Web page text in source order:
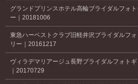
グランドプリンスホテル高輪ブライダルフォト
ー｜20181006
東急ハーベストクラブ旧軽井沢ブライダルフォ
リー｜20161217
ヴィラデマリアージュ長野ブライダルフォト
｜20170729